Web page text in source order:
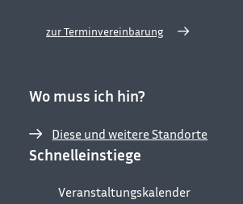
zur Terminvereinbarung
Wo muss ich hin?
Diese und weitere Standorte
Schnelleinstiege
Veranstaltungskalender